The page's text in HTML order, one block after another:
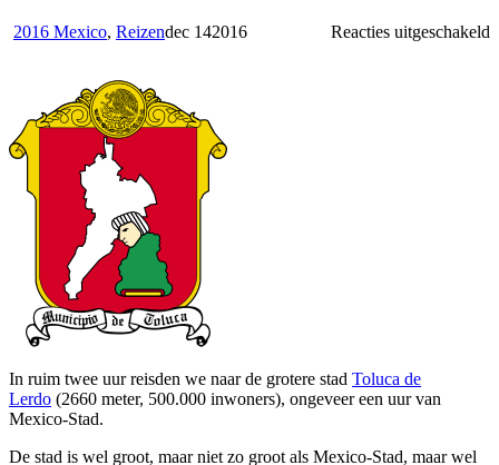
2016 Mexico, Reizen Reacties uitgeschakeld
dec 142016
In ruim twee uur reisden we naar de grotere stad Toluca de
Lerdo (2660 meter, 500.000 inwoners), ongeveer een uur van
Mexico-Stad.
De stad is wel groot, maar niet zo groot als Mexico-Stad, maar wel